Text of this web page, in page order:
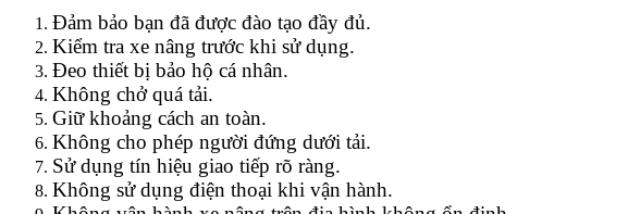
Đảm bảo bạn đã được đào tạo đầy đủ.
Kiểm tra xe nâng trước khi sử dụng.
Đeo thiết bị bảo hộ cá nhân.
Không chở quá tải.
Giữ khoảng cách an toàn.
Không cho phép người đứng dưới tải.
Sử dụng tín hiệu giao tiếp rõ ràng.
Không sử dụng điện thoại khi vận hành.